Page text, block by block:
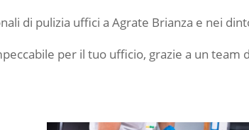
di pulizia uffici a Agrate Brianza e nei
per il tuo ufficio, grazie a un team